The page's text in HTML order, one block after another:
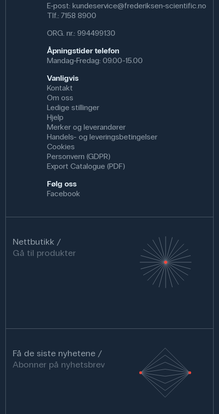
E-post: kundeservice@frederiksen-scientific.no
Tlf.: 7158 8900
ORG. nr.: 994499130
Åpningstider telefon
Mandag-Fredag: 09.00-15.00
Vanligvis
Kontakt
Om oss
Ledige stillinger
Hjelp
Merker og leverandører
Handels- og leveringsbetingelser
Cookies
Personvern (GDPR)
Export Catalogue (PDF)
Følg oss
Facebook
Nettbutikk
Gå til produkter
Få de siste nyhetene
Abonner på nyhetsbrev